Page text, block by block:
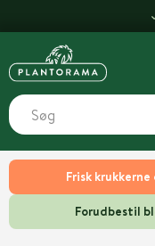
Frisk
Forudbestil